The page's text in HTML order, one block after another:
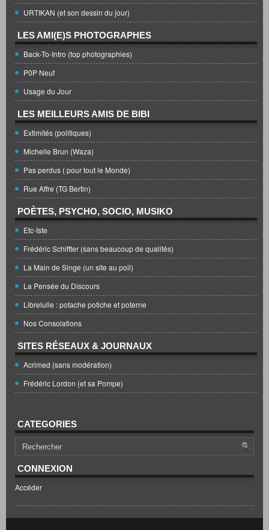
URTIKAN (et son dessin du jour)
LES AMI(E)S PHOTOGRAPHES
Back-To-Intro (top photographies)
P0P Neuf
Usage du Jour
LES MEILLEURS AMIS DE BIBI
Extimités (politiques)
Michelle Brun (Waza)
Pas perdus ( pour tout le Monde)
Rue Affre (TG Bertin)
POÈTES, PSYCHO, SOCIO, MUSIKO
Etc-Iste
Frédéric Schiffter (sans beaucoup de qualités)
La Main de Singe (un site au poil)
La Pensée du Discours
Librelulle : potache potiche et poterne
Nos Consolations
SITES RÉSEAUX & JOURNAUX
Acrimed (sans modération)
Frédéric Lordon (et sa Pompe)
CATEGORIES
CONNEXION
Accéder